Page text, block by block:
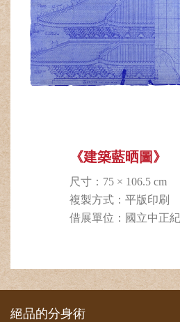
《建築藍晒圖》
尺寸：75 × 106.5 cm
複製方式：平版印刷
借展單位：國立中正
絕品的分身術